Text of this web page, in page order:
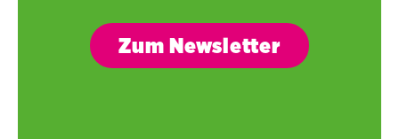
Zum Newsletter